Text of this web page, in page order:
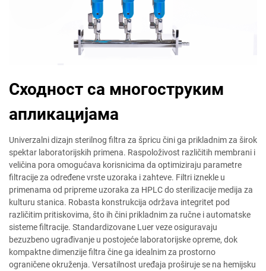
Сходност са многоструким
апликацијама
Univerzalni dizajn sterilnog filtra za špricu čini ga prikladnim za širok
spektar laboratorijskih primena. Raspoloživost različitih membrani i
veličina pora omogućava korisnicima da optimiziraju parametre
filtracije za određene vrste uzoraka i zahteve. Filtri iznekle u
primenama od pripreme uzoraka za HPLC do sterilizacije medija za
kulturu stanica. Robasta konstrukcija održava integritet pod
različitim pritiskovima, što ih čini prikladnim za ručne i automatske
sisteme filtracije. Standardizovane Luer veze osiguravaju
bezuzbeno ugrađivanje u postojeće laboratorijske opreme, dok
kompaktne dimenzije filtra čine ga idealnim za prostorno
ograničene okruženja. Versatilnost uređaja proširuje se na hemijsku